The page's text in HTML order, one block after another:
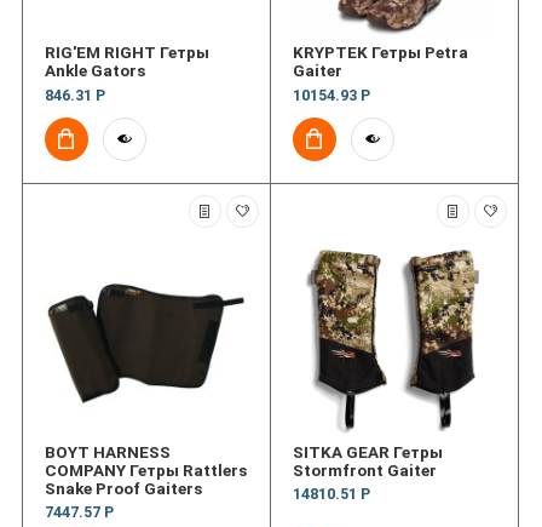
RIG'EM RIGHT Гетры
Ankle Gators
846.31 Р
KRYPTEK Гетры Petra
Gaiter
10154.93 Р
BOYT HARNESS
COMPANY Гетры Rattlers
Snake Proof Gaiters
7447.57 Р
SITKA GEAR Гетры
Stormfront Gaiter
14810.51 Р